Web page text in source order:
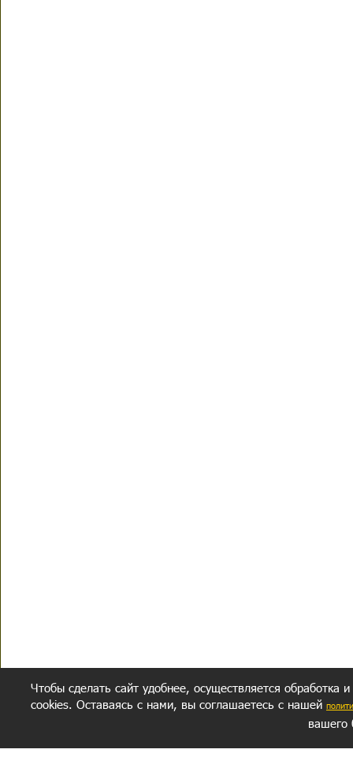
Чтобы сделать сайт удобнее, осуществляется обработка
cookies. Оставаясь с нами, вы соглашаетесь с нашей
вашего